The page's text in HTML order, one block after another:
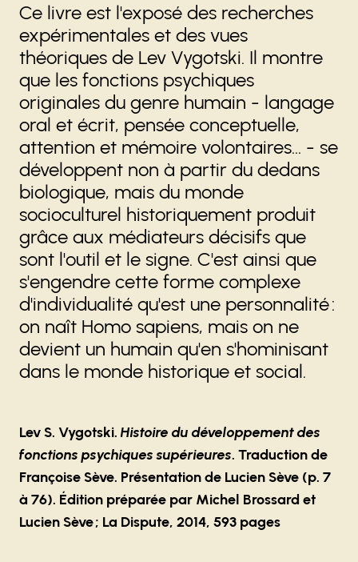
Ce livre est l'exposé des recherches
expérimentales et des vues
théoriques de Lev Vygotski. Il montre
que les fonctions psychiques
originales du genre humain - langage
oral et écrit, pensée conceptuelle,
attention et mémoire volontaires... - se
développent non à partir du dedans
biologique, mais du monde
socioculturel historiquement produit
grâce aux médiateurs décisifs que
sont l'outil et le signe. C'est ainsi que
s'engendre cette forme complexe
d'individualité qu'est une personnalité :
on naît Homo sapiens, mais on ne
devient un humain qu'en s'hominisant
dans le monde historique et social.
Lev S. Vygotski.Histoire du développement des
fonctions psychiques supérieures. Traduction de
Françoise Sève. Présentation de Lucien Sève (p. 7
à 76). Édition préparée par Michel Brossard et
Lucien Sève ; La Dispute, 2014, 593 pages